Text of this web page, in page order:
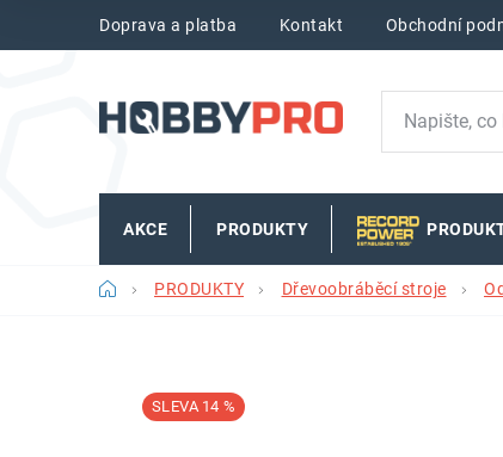
Doprava a platba Kontakt Obchodní
AKCE PRODUKTY
DomůPRODUKTY Dřevoobráběcí stroje
14 %